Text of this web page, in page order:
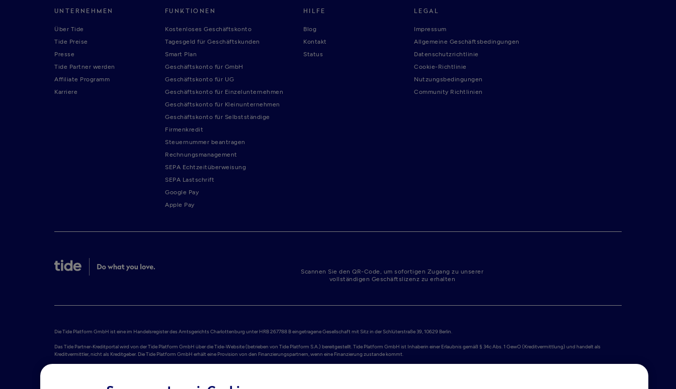
UNTERNEHMEN
Über Tide
Tide Preise
Presse
Tide Partner werden
Affiliate Programm
Karriere
FUNKTIONEN
Kostenloses Geschäftskonto
Tagesgeld für Geschäftskunden
Smart Plan
Geschäftskonto für GmbH
Geschäftskonto für UG
Geschäftskonto für Einzelunternehmen
Geschäftskonto für Kleinunternehmen
Geschäftskonto für Selbstständige
Firmenkredit
Steuernummer beantragen
Rechnungsmanagement
SEPA Echtzeitüberweisung
SEPA Lastschrift
Google Pay
Apple Pay
HILFE
Blog
Kontakt
Status
LEGAL
Impressum
Allgemeine Geschäftsbedingungen
Datenschutzrichtlinie
Cookie-Richtlinie
Nutzungsbedingungen
Community Richtlinien
Scannen Sie den QR-Code, um sofortigen Zugang zu unserer
vollständigen Geschäftslizenz zu erhalten
Die Tide Platform GmbH ist eine im Handelsregister des Amtsgerichts Charlottenburg unter HRB 267788 B eingetragene Gesellschaft mit Sitz in der Schlüterstraße 39, 10629 Berlin.
Das Tide Partner-Kreditportal wird von der Tide Platform GmbH über die Tide-Website (betrieben von Tide Platform S.A.) bereitgestellt. Tide Platform GmbH ist Inhaberin einer Erlaubnis gemäß § 34c Abs. 1 GewO (Kreditvermittlung) und handelt als
Kreditvermittler, nicht als Kreditgeber. Die Tide Platform GmbH erhält eine Provision von den Finanzierungspartnern, wenn eine Finanzierung zustande kommt.